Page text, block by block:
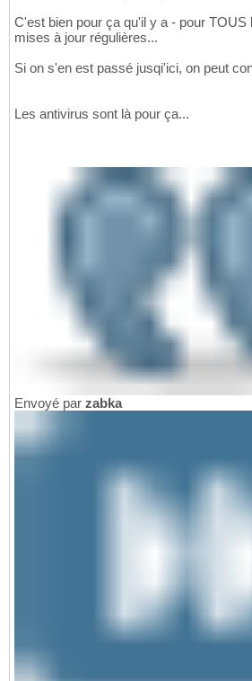
C'est bien pour ça qu'il y a - pour TOUS
mises à jour régulières...
Si on s'en est passé jusqi'ici, on peut
Les antivirus sont là pour ça...
Envoyé par zabka